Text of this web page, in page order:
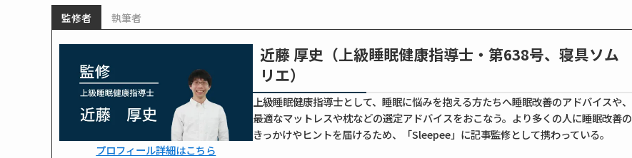
監修者 執筆者
プロフィール詳細はこちら
近藤 厚史（上級睡眠健康指導士・第638号、寝具ソム
リエ）
上級睡眠健康指導士として、睡眠に悩みを抱える方たちへ睡眠改善のアドバイスや、
最適なマットレスや枕などの選定アドバイスをおこなう。より多くの人に睡眠改善の
きっかけやヒントを届けるため、「Sleepee」に記事監修として携わっている。